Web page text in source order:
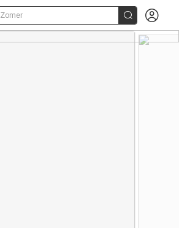
Zomer  